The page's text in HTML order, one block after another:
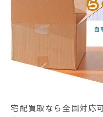
宅配買取なら全国対応